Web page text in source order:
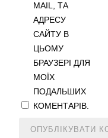
MAIL, ТА
АДРЕСУ
САЙТУ В
ЦЬОМУ
БРАУЗЕРІ ДЛЯ
МОЇХ
ПОДАЛЬШИХ
КОМЕНТАРІВ.